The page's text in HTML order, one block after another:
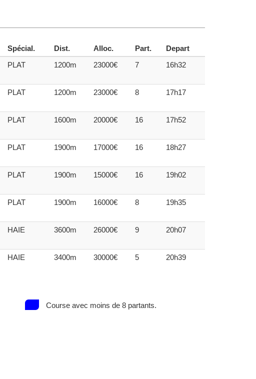
Spécial. Dist. Alloc. Part.
Depart
PLAT 1200m 23000€ 7 16h32
PLAT 1200m 23000€ 8 17h17
PLAT 1600m 20000€ 16 17h52
PLAT 1900m 17000€ 16 18h27
PLAT 1900m 15000€ 16 19h02
PLAT 1900m 16000€ 8 19h35
HAIE 3600m 26000€ 9 20h07
HAIE 3400m 30000€ 5 20h39
Course avec moins de 8 partants.